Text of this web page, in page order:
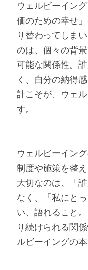
ウェルビーイン
価のための幸せ
り替わってしま
のは、個々の背
可能な関係性。
く、自分の納得
計こそが、ウェ
す。
ウェルビーイン
制度や施策を整
大切なのは、「
なく、「私にと
い、語れること
り続けられる関
ルビーイングの